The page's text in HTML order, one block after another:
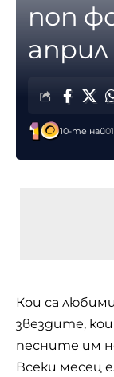
поп
април
10-те най
Кои са
звездите,
песните им
Всеки месец